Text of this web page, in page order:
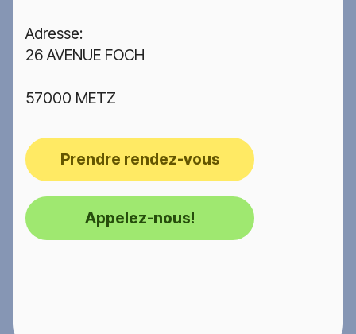
Adresse:
26 AVENUE FOCH
57000 METZ
Prendre rendez-vous
Appelez-nous!